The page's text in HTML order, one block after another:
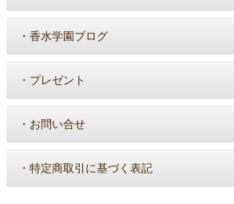
・ 香水学園ブログ
・ プレゼント
・ お問い合せ
・ 特定商取引に基づく表記